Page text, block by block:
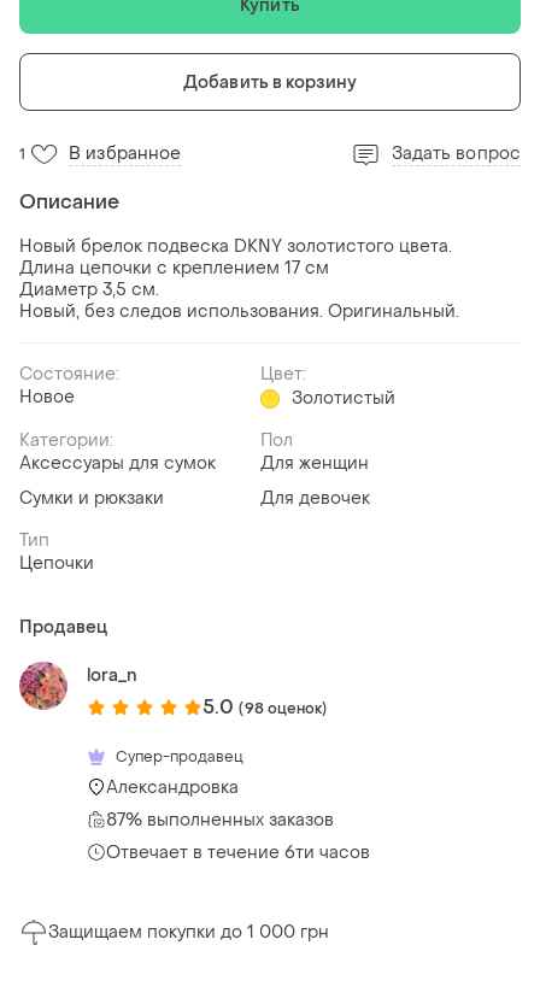
Купить
Добавить в корзину
1 В избранное Задать вопрос
Описание
Новый брелок подвеска DKNY золотистого цвета.
Длина цепочки с креплением 17 см
Диаметр 3,5 см.
Новый, без следов использования. Оригинальный.
Состояние:
Новое
Цвет:
Золотистый
Категории:
Аксессуары для сумок
Сумки и рюкзаки
Пол
Для женщин
Для девочек
Тип
Цепочки
Продавец
lora_n
5.0 (98 оценок)
Супер-продавец
Александровка
87% выполненных заказов
Отвечает в течение 6ти часов
Защищаем покупки до 1 000 грн